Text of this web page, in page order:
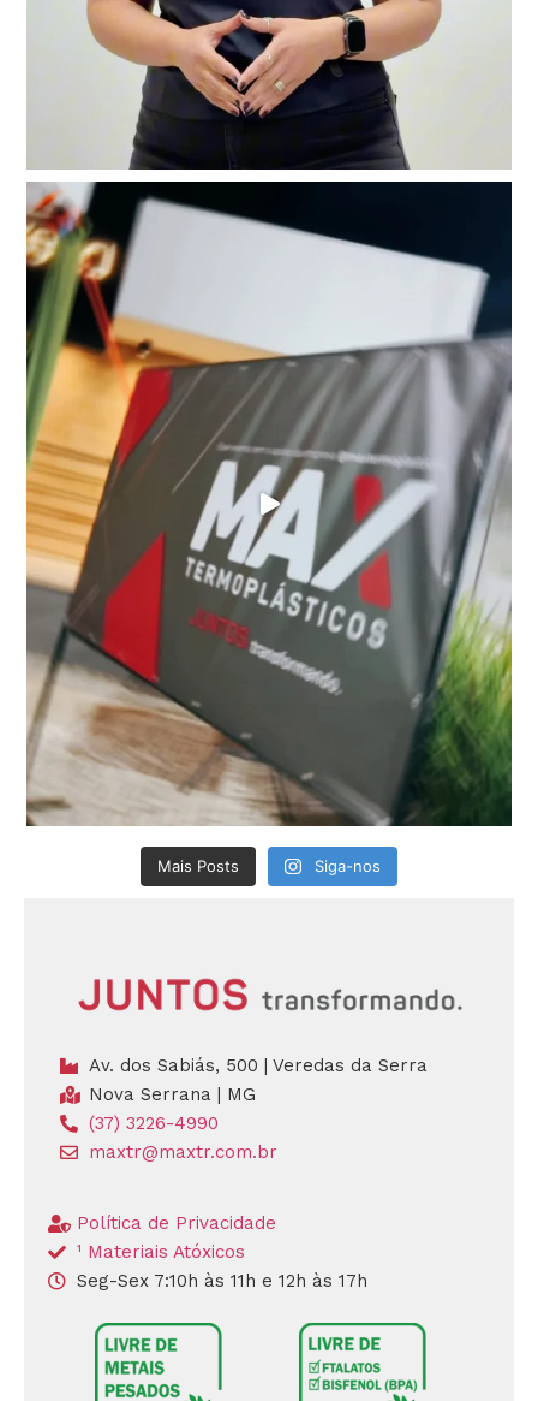
Mais Posts Siga-nos
Av. dos Sabiás, 500 | Veredas da Serra
Nova Serrana | MG
(37) 3226-4990
maxtr@maxtr.com.br
Política de Privacidade
¹ Materiais Atóxicos
Seg-Sex 7:10h às 11h e 12h às 17h